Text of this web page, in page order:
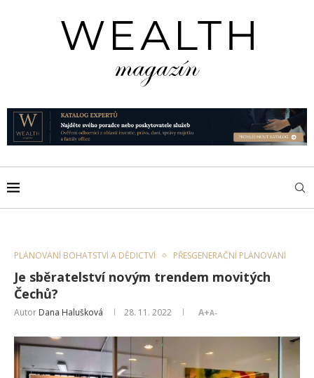
PLÁNOVÁNÍ BOHATSTVÍ A DĚDICTVÍ PŘESGENERAČNÍ PLÁNOVÁNÍ
Je sběratelství novým trendem movitých
Čechů?
Autor Dana Halušková 28. 11. 2022 A+A-